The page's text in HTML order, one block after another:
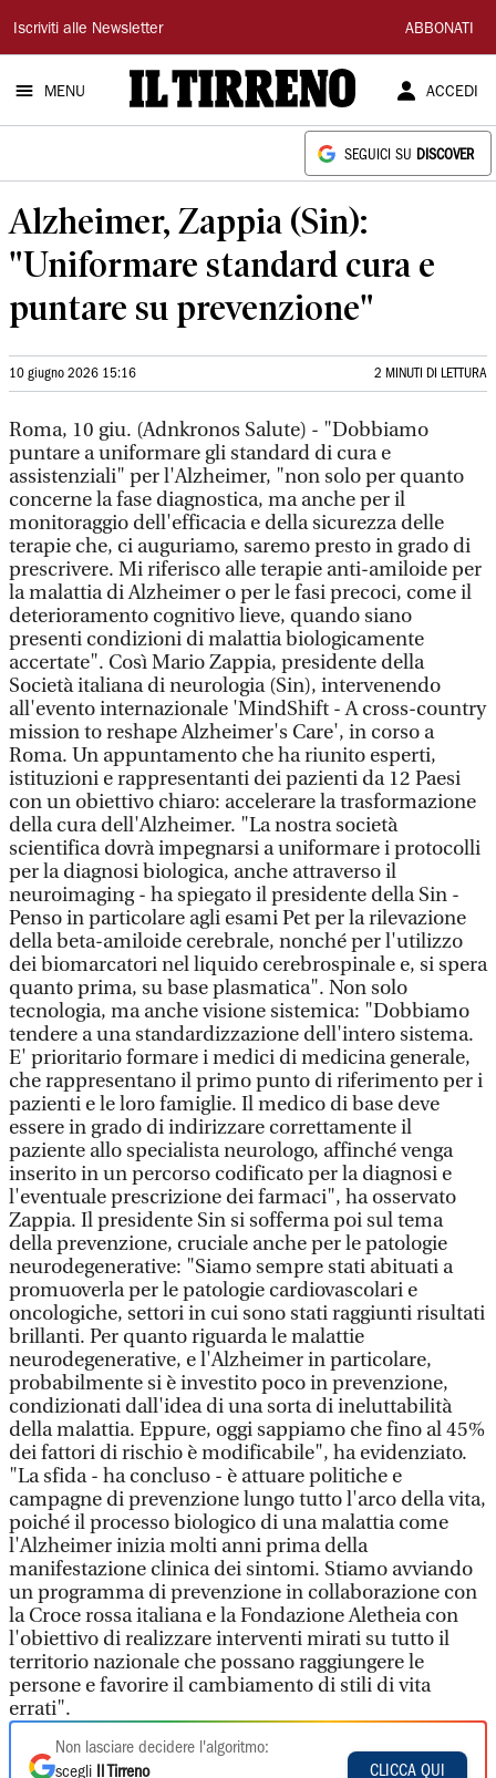
Il
Tirreno
Iscriviti alle Newsletter ABBONATI
MENU ACCEDI
SEGUICI SU DISCOVER
Alzheimer, Zappia (Sin):
"Uniformare standard cura e
puntare su prevenzione"
10 giugno 2026 15:16 2 MINUTI DI LETTURA
Roma, 10 giu. (Adnkronos Salute) - "Dobbiamo
puntare a uniformare gli standard di cura e
assistenziali" per l'Alzheimer, "non solo per quanto
concerne la fase diagnostica, ma anche per il
monitoraggio dell'efficacia e della sicurezza delle
terapie che, ci auguriamo, saremo presto in grado di
prescrivere. Mi riferisco alle terapie anti-amiloide per
la malattia di Alzheimer o per le fasi precoci, come il
deterioramento cognitivo lieve, quando siano
presenti condizioni di malattia biologicamente
accertate". Così Mario Zappia, presidente della
Società italiana di neurologia (Sin), intervenendo
all'evento internazionale 'MindShift - A cross-country
mission to reshape Alzheimer's Care', in corso a
Roma. Un appuntamento che ha riunito esperti,
istituzioni e rappresentanti dei pazienti da 12 Paesi
con un obiettivo chiaro: accelerare la trasformazione
della cura dell'Alzheimer. "La nostra società
scientifica dovrà impegnarsi a uniformare i protocolli
per la diagnosi biologica, anche attraverso il
neuroimaging - ha spiegato il presidente della Sin -
Penso in particolare agli esami Pet per la rilevazione
della beta-amiloide cerebrale, nonché per l'utilizzo
dei biomarcatori nel liquido cerebrospinale e, si spera
quanto prima, su base plasmatica". Non solo
tecnologia, ma anche visione sistemica: "Dobbiamo
tendere a una standardizzazione dell'intero sistema.
E' prioritario formare i medici di medicina generale,
che rappresentano il primo punto di riferimento per i
pazienti e le loro famiglie. Il medico di base deve
essere in grado di indirizzare correttamente il
paziente allo specialista neurologo, affinché venga
inserito in un percorso codificato per la diagnosi e
l'eventuale prescrizione dei farmaci", ha osservato
Zappia. Il presidente Sin si sofferma poi sul tema
della prevenzione, cruciale anche per le patologie
neurodegenerative: "Siamo sempre stati abituati a
promuoverla per le patologie cardiovascolari e
oncologiche, settori in cui sono stati raggiunti risultati
brillanti. Per quanto riguarda le malattie
neurodegenerative, e l'Alzheimer in particolare,
probabilmente si è investito poco in prevenzione,
condizionati dall'idea di una sorta di ineluttabilità
della malattia. Eppure, oggi sappiamo che fino al 45%
dei fattori di rischio è modificabile", ha evidenziato.
"La sfida - ha concluso - è attuare politiche e
campagne di prevenzione lungo tutto l'arco della vita,
poiché il processo biologico di una malattia come
l'Alzheimer inizia molti anni prima della
manifestazione clinica dei sintomi. Stiamo avviando
un programma di prevenzione in collaborazione con
la Croce rossa italiana e la Fondazione Aletheia con
l'obiettivo di realizzare interventi mirati su tutto il
territorio nazionale che possano raggiungere le
persone e favorire il cambiamento di stili di vita
errati".
Non lasciare decidere l'algoritmo:
scegli
Il Tirreno
CLICCA QUI